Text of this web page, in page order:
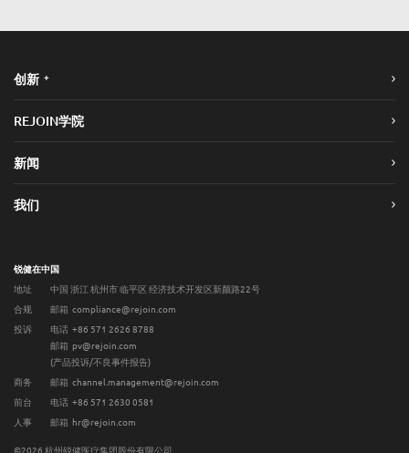
创新 +
REJOIN学院
新闻
我们
锐健在中国
地址
中国 浙江 杭州市 临平区 经济技术开发区新颜路22号
合规
邮箱 compliance@rejoin.com
投诉
电话 +86 571 2626 8788
邮箱 pv@rejoin.com
(产品投诉/不良事件报告)
商务
邮箱 channel.management@rejoin.com
前台
电话 +86 571 2630 0581
人事
邮箱 hr@rejoin.com
©2026 杭州锐健医疗集团股份有限公司